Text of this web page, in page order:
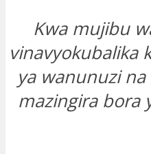
Kwa mujibu
vinavyokubalika
ya wanunuzi
mazingira bora